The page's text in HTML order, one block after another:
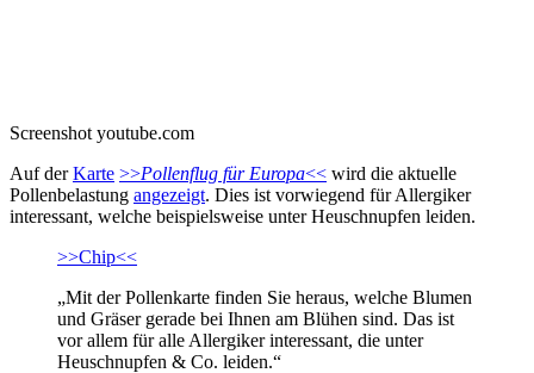
Screenshot youtube.com
Auf derKarte >>Pollenflug für Europa<< wird die aktuelle
Pollenbelastung angezeigt. Dies ist vorwiegend für Allergiker
interessant, welche beispielsweise unter Heuschnupfen leiden.
>>Chip<<
„Mit der Pollenkarte finden Sie heraus, welche Blumen
und Gräser gerade bei Ihnen am Blühen sind. Das ist
vor allem für alle Allergiker interessant, die unter
Heuschnupfen & Co. leiden.“